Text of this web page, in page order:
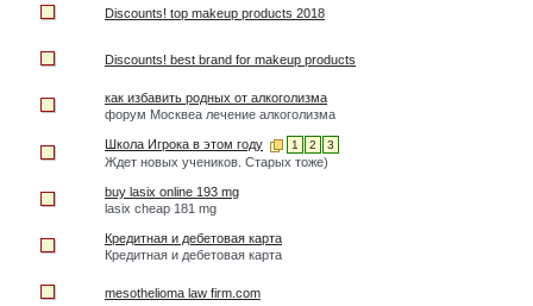
Discounts! top makeup products 2018
Discounts! best brand for makeup products
как избавить родных от алкоголизма
форум Москвеа лечение алкоголизма
Школа Игрока в этом году 1 2 3
Ждет новых учеников. Старых тоже)
buy lasix online 193 mg
lasix cheap 181 mg
Кредитная и дебетовая карта
Кредитная и дебетовая карта
mesothelioma law firm.com